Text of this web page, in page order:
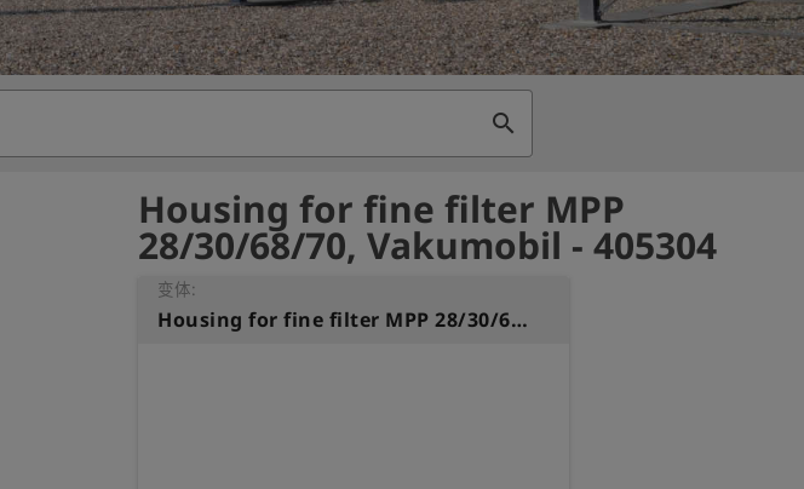
search
Housing for fine filter MPP
28/30/68/70, Vakumobil - 405304
变体:
Housing for fine filter MPP 28/30/68/70, Vakumobil